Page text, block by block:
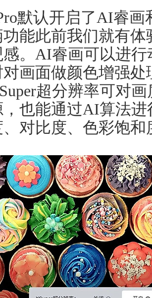
默认开启了AI睿画
能此前我们就有
。AI睿画可以进
画面做颜色增强
超分辨率可对
也能通过AI算法
、对比度、色彩饱